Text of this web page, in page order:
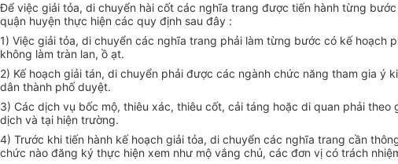
Để việc giải tỏa, di chuyển hài cốt các nghĩa trang được tiến hành từng
quận huyện thực hiện các quy định sau đây :
1) Việc giải tỏa, di chuyển các nghĩa trang phải làm từng bước có kế
không làm tràn lan, ồ ạt.
2) Kế hoạch giải tán, di chuyển phải được các ngành chức năng tham gia ý
dân thành phố duyệt.
3) Các dịch vụ bốc mộ, thiêu xác, thiêu cốt, cải táng hoặc di quan phải
dịch và tại hiện trường.
4) Trước khi tiến hành kế hoạch giải tỏa, di chuyển các nghĩa trang cần
chức nào đăng ký thực hiện xem như mộ vắng chủ, các đơn vị có trách